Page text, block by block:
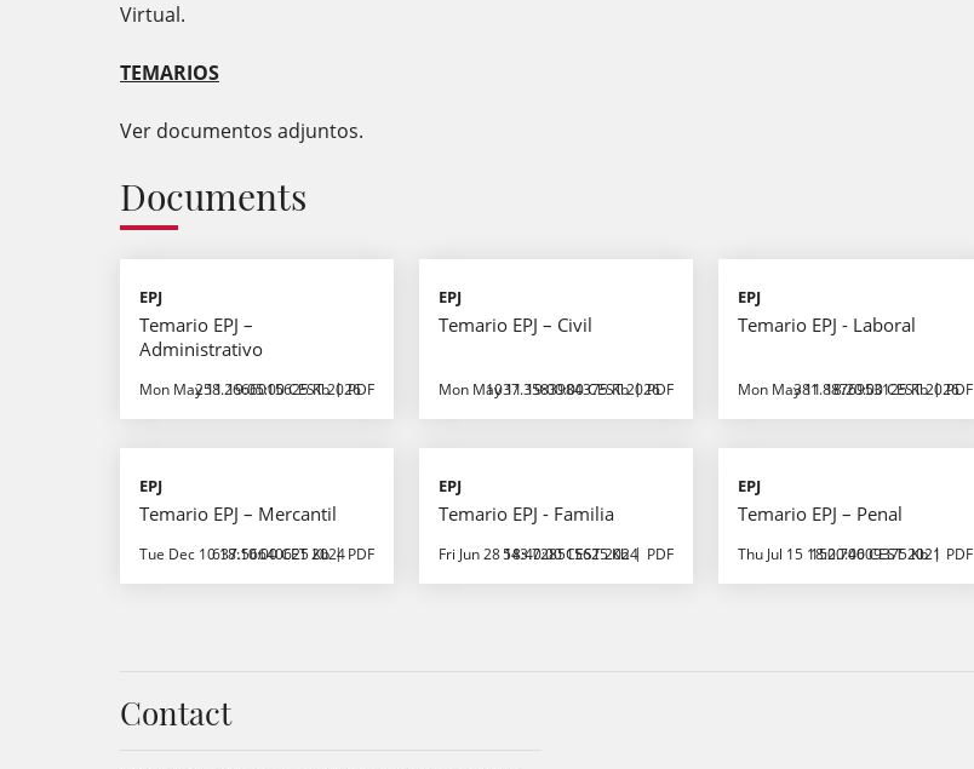
Virtual.
TEMARIOS
Ver documentos adjuntos.
Documents
EPJ
Temario EPJ –
Administrativo
Mon May 11 19:05:00 CEST 2026
258.2666015625 Kb PDF
EPJ
Temario EPJ – Civil
Mon May 11 19:00:00 CEST 2026
1037.3583984375 Kb PDF
EPJ
Temario EPJ - Laboral
Mon May 11 18:20:00 CEST 2026
381.8876953125 Kb PDF
EPJ
Temario EPJ – Mercantil
Tue Dec 10 18:10:00 CET 2024
637.56640625 Kb PDF
EPJ
Temario EPJ - Familia
Fri Jun 28 18:40:00 CEST 2024
543.728515625 Kb PDF
EPJ
Temario EPJ – Penal
Thu Jul 15 18:00:00 CEST 2021
152.74609375 Kb PDF
Contact